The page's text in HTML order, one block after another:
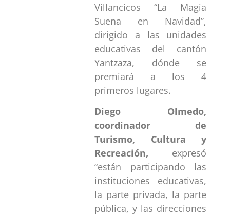
Villancicos “La Magia
Suena en Navidad”,
dirigido a las unidades
educativas del cantón
Yantzaza, dónde se
premiará a los 4
primeros lugares.
Diego Olmedo,
coordinador de
Turismo, Cultura y
Recreación, expresó
“están participando las
instituciones educativas,
la parte privada, la parte
pública, y las direcciones